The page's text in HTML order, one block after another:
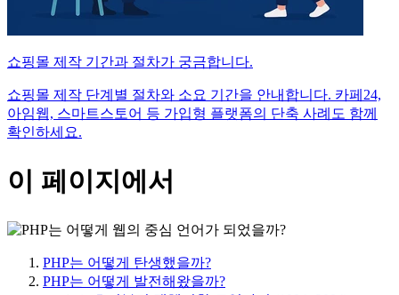
쇼핑몰 제작 기간과 절차가 궁금합니다.
쇼핑몰 제작 단계별 절차와 소요 기간을 안내합니다. 카페24,
아임웹, 스마트스토어 등 가입형 플랫폼의 단축 사례도 함께
확인하세요.
이 페이지에서
PHP는 어떻게 탄생했을까?
PHP는 어떻게 발전해왔을까?